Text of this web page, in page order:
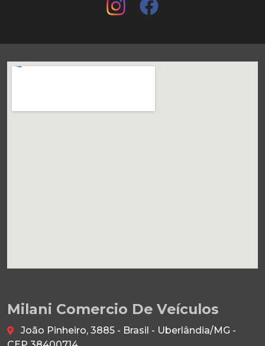
Milani Comercio De Veículos
João Pinheiro, 3885 - Brasil - Uberlândia/MG -